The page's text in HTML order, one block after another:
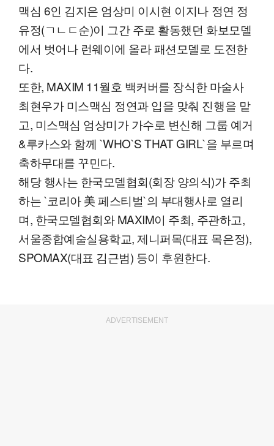
맥심 6인 김지은 엄상미 이시현 이지나 정연 정
유정(ㄱㄴㄷ순)이 그간 주로 활동했던 화보모델
에서 벗어나 런웨이에 올라 패션모델로 도전한
다.
또한, MAXIM 11월호 백커버를 장식한 마술사
최현우가 미스맥심 정연과 입을 맞춰 진행을 맡
고, 미스맥심 엄상미가 가수로 변신해 그룹 예거
&루카스와 함께 `WHO`S THAT GIRL`을 부르며
축하무대를 꾸민다.
해당 행사는 한국모델협회(회장 양의식)가 주최
하는 `코리아 美 페스티벌`의 부대행사로 열리
며, 한국모델협회와 MAXIM이 주최, 주관하고,
서울종합예술실용학교, 제니퍼목(대표 목은정),
SPOMAX(대표 김근범) 등이 후원한다.
ADVERTISEMENT